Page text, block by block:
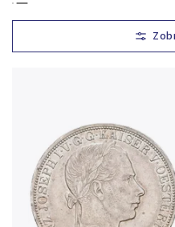
Nejlevnější
Nejdražší
Chronologicky